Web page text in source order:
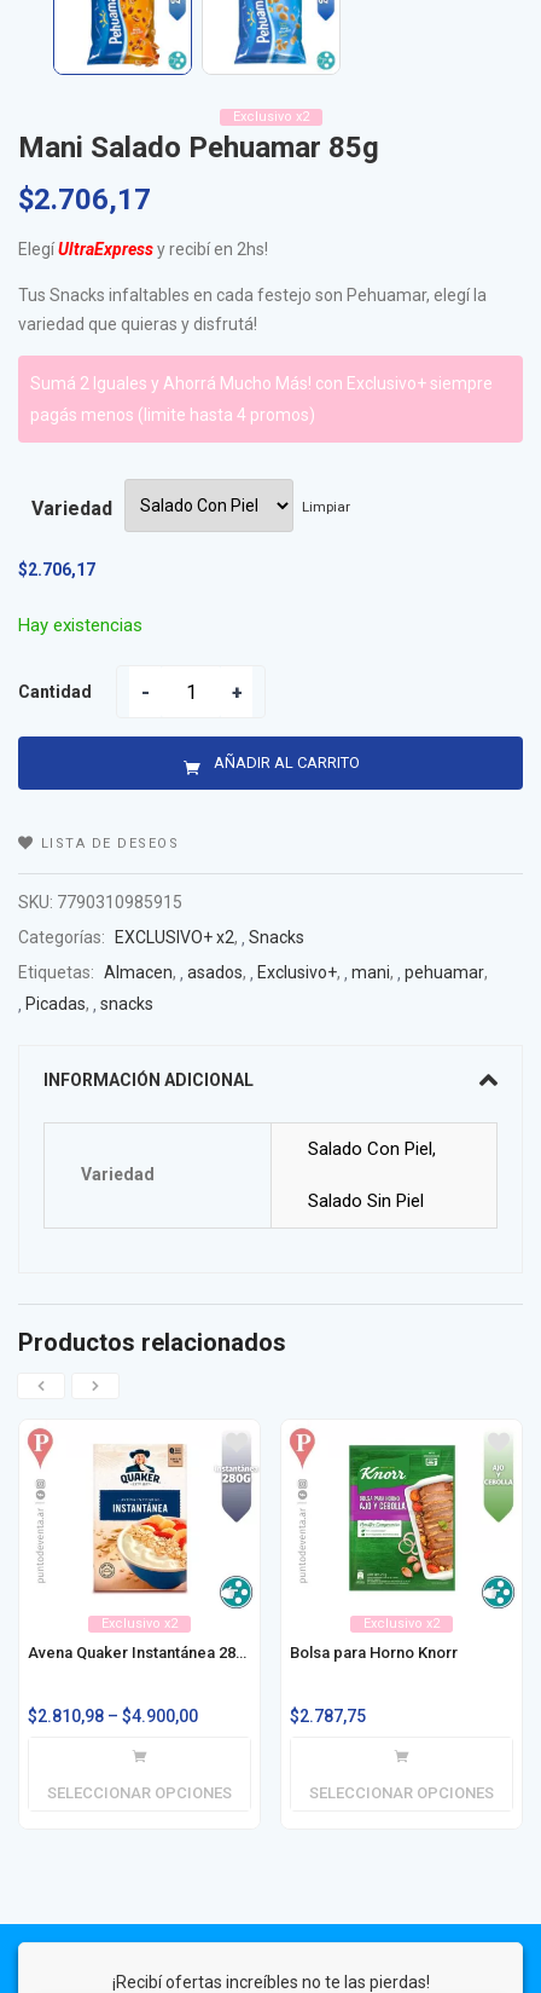
Exclusivo x2
Mani Salado Pehuamar 85g
$2.706,17
ElegíUltraExpressy recibí en 2hs!
Tus Snacks infaltables en cada festejo son Pehuamar, elegí la
variedad que quieras y disfrutá!
Sumá 2 Iguales y Ahorrá Mucho Más! con Exclusivo+ siempre
pagás menos (limite hasta 4 promos)
Variedad Limpiar
$2.706,17
Hay existencias
Cantidad
AÑADIR AL CARRITO
LISTA DE DESEOS
SKU: 7790310985915
Categorías:
EXCLUSIVO+ x2,
Snacks
Etiquetas: Almacen, asados, Exclusivo+, mani, pehuamar,
Picadas, snacks
INFORMACIÓN ADICIONAL
Variedad
Salado Con Piel,
Salado Sin Piel
Productos relacionados
Exclusivo x2
Avena Quaker Instantánea 280g / 380g
$2.810,98 – $4.900,00
SELECCIONAR OPCIONES
Exclusivo x2
Bolsa para Horno Knorr
$2.787,75
SELECCIONAR OPCIONES
¡Recibí ofertas increíbles no te las pierdas!